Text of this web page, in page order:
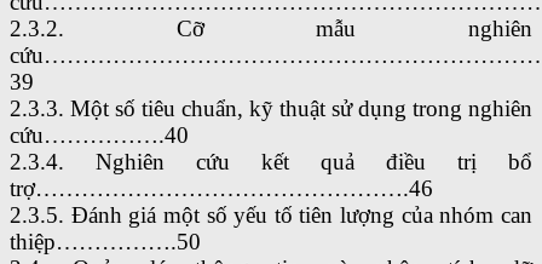
2.3.2. Cỡ mẫu nghiên
39
2.3.3. Một số tiêu chuẩn, kỹ thuật sử dụng trong nghiên
cứu…………….40
2.3.4. Nghiên cứu kết quả điều trị bổ
trợ………………………………………….46
2.3.5. Đánh giá một số yếu tố tiên lượng của nhóm can
thiệp…………….50